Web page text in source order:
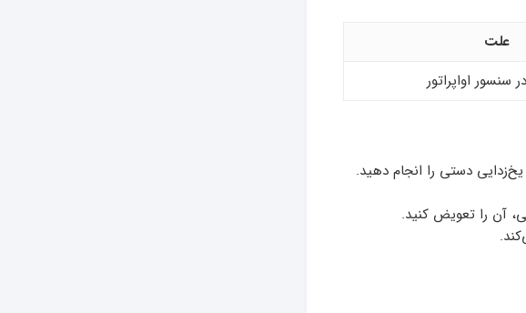
علت
سنسور اواپراتور
یخ‌زدایی دستی را انجام دهید.
آن را تعویض کنید.